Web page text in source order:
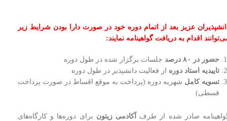
عزیز بعد از اتمام دوره خود در صورت دارا بودن شرایط زیر
اقدام به دریافت گواهینامه نمایند:
حضور در ۸۰ درصد
جلسات برگزار شده در طول دوره
تاییدیه استاد دوره از فعالیت دانشپذیر در طول دوره
تسویه کامل شهریه دوره (پرداخت به موقع اقساط در صورت پرداخت
قسطی)
صادر شده از طرف آکادمی زیتون برای دوره‌ها و کارگاه‌های